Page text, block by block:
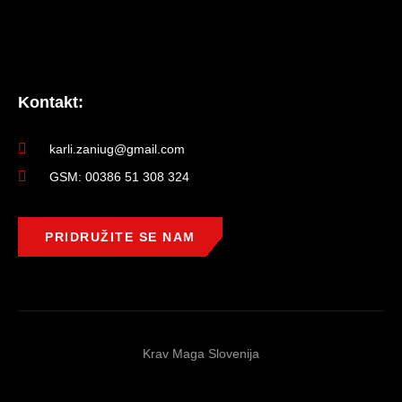
Kontakt:
karli.zaniug@gmail.com
GSM: 00386 51 308 324
PRIDRUŽITE SE NAM
Krav Maga Slovenija